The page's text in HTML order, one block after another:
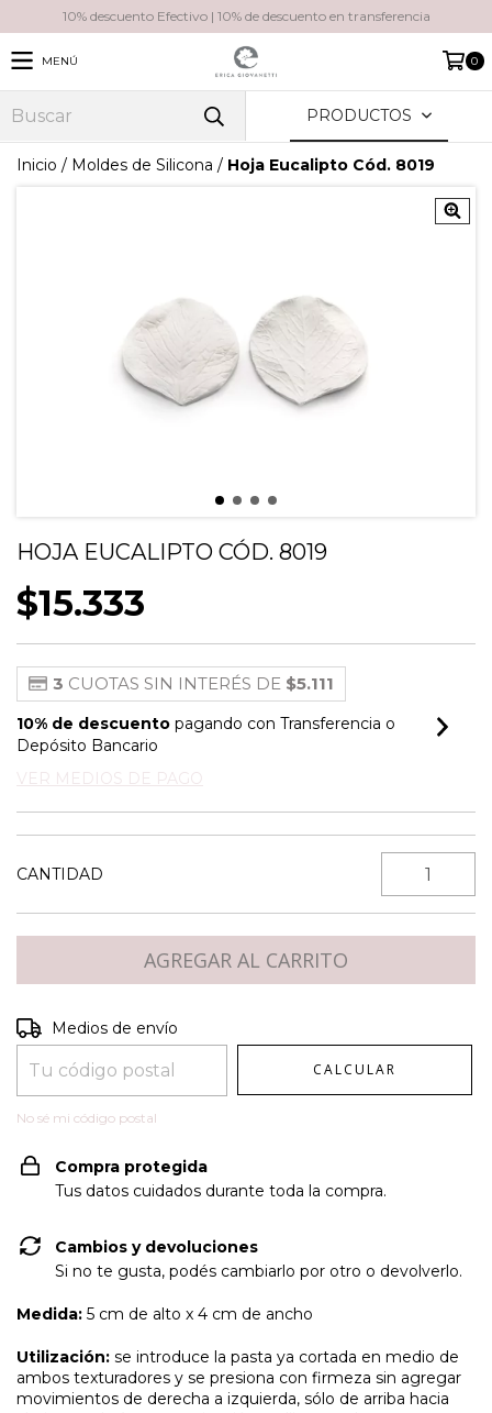
10% descuento Efectivo | 10% de descuento en transferencia
MENÚ 0
PRODUCTOS
Inicio / Moldes de Silicona / Hoja Eucalipto Cód. 8019
HOJA EUCALIPTO CÓD. 8019
$15.333
3 CUOTAS SIN INTERÉS DE $5.111
10% de descuento pagando con Transferencia o
Depósito Bancario
VER MEDIOS DE PAGO
CANTIDAD
Entregas para el CP:
Medios de envío
CALCULAR
No sé mi código postal
Compra protegida
Tus datos cuidados durante toda la compra.
Cambios y devoluciones
Si no te gusta, podés cambiarlo por otro o devolverlo.
Medida: 5 cm de alto x 4 cm de ancho
Utilización: se introduce la pasta ya cortada en medio de
ambos texturadores y se presiona con firmeza sin agregar
movimientos de derecha a izquierda, sólo de arriba hacia